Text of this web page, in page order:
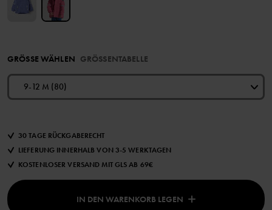
GRÖSSE WÄHLEN GRÖSSENTABELLE
9-12 M (80)
30 TAGE RÜCKGABERECHT
LIEFERUNG INNERHALB VON 3-5 WERKTAGEN
KOSTENLOSER VERSAND MIT GLS AB 69€
IN DEN WARENKORB LEGEN